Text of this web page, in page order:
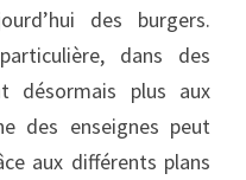
des burgers.
dans des
désormais plus aux
des enseignes peut
aux différents plans